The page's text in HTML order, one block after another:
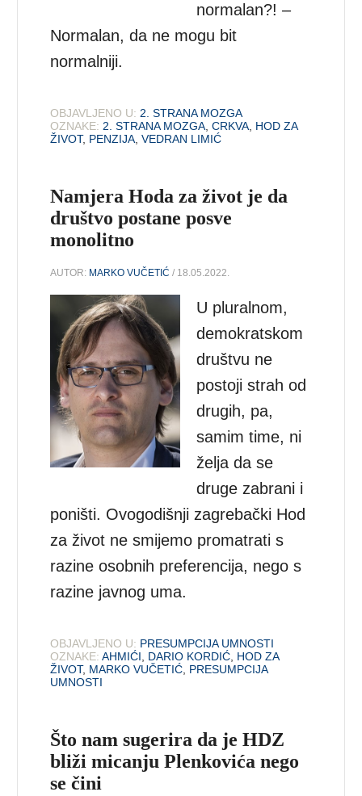
normalan?! –
Normalan, da ne mogu bit
normalniji.
OBJAVLJENO U: 2. STRANA MOZGA
OZNAKE: 2. STRANA MOZGA,CRKVA, HOD ZA
ŽIVOT, PENZIJA,VEDRAN LIMIĆ
Namjera Hoda za život je da
društvo postane posve
monolitno
AUTOR: MARKO VUČETIĆ / 18.05.2022.
U pluralnom,
demokratskom
društvu ne
postoji strah od
drugih, pa,
samim time, ni
želja da se
druge zabrani i
poništi. Ovogodišnji zagrebački Hod
za život ne smijemo promatrati s
razine osobnih preferencija, nego s
razine javnog uma.
OBJAVLJENO U: PRESUMPCIJA UMNOSTI
OZNAKE: AHMIĆI, DARIO KORDIĆ, HOD ZA
ŽIVOT, MARKO VUČETIĆ, PRESUMPCIJA
UMNOSTI
Što nam sugerira da je HDZ
bliži micanju Plenkovića nego
se čini